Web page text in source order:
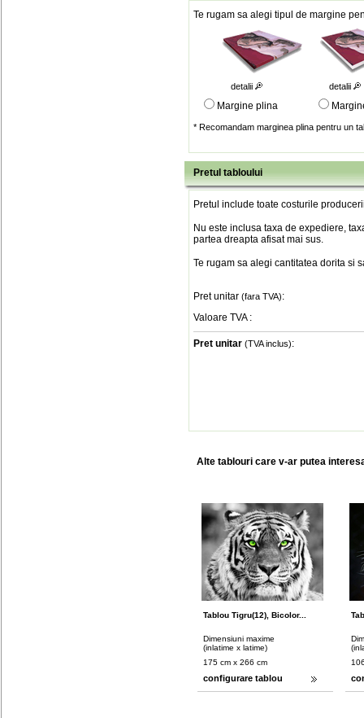
Te rugam sa alegi tipul de margine
detalii detalii
Margine plina
* Recomandam marginea plina pentru un
Pretul tabloului
Pretul include toate costurile
Nu este inclusa taxa de expediere,
partea dreapta afisat mai sus.
Te rugam sa alegi cantitatea dorita si
Pret unitar (fara TVA):
Valoare TVA :
Pret unitar (TVA inclus):
Alte tablouri care v-ar putea
Tablou Tigru(12), Bicolor...
Dimensiuni maxime
(inlatime x latime)
175 cm x 266 cm
configurare tablou